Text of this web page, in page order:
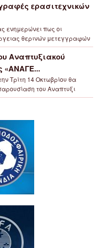
ερασιτεχνικών
ενημερώνει πως οι
θερινών μετεγγραφών
Αναπτυξιακού
«ΑΝΑΓΕ...
Τρίτη 14 Οκτωβρίου θα
του Αναπτυξι